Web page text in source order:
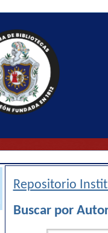
Repositorio
Buscar por